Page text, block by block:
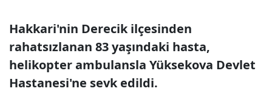
Hakkari'nin Derecik ilçesinden
rahatsızlanan 83 yaşındaki hasta,
helikopter ambulansla Yüksekova Devlet
Hastanesi'ne sevk edildi.